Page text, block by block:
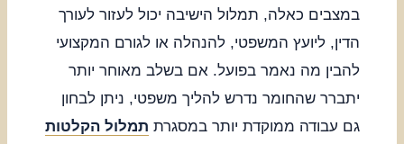
במצבים כאלה, תמלול הישיבה יכול לעזור לעורך
הדין, ליועץ המשפטי, להנהלה או לגורם המקצועי
להבין מה נאמר בפועל. אם בשלב מאוחר יותר
יתברר שהחומר נדרש להליך משפטי, ניתן לבחון
גם עבודה ממוקדת יותר במסגרת תמלול הקלטות